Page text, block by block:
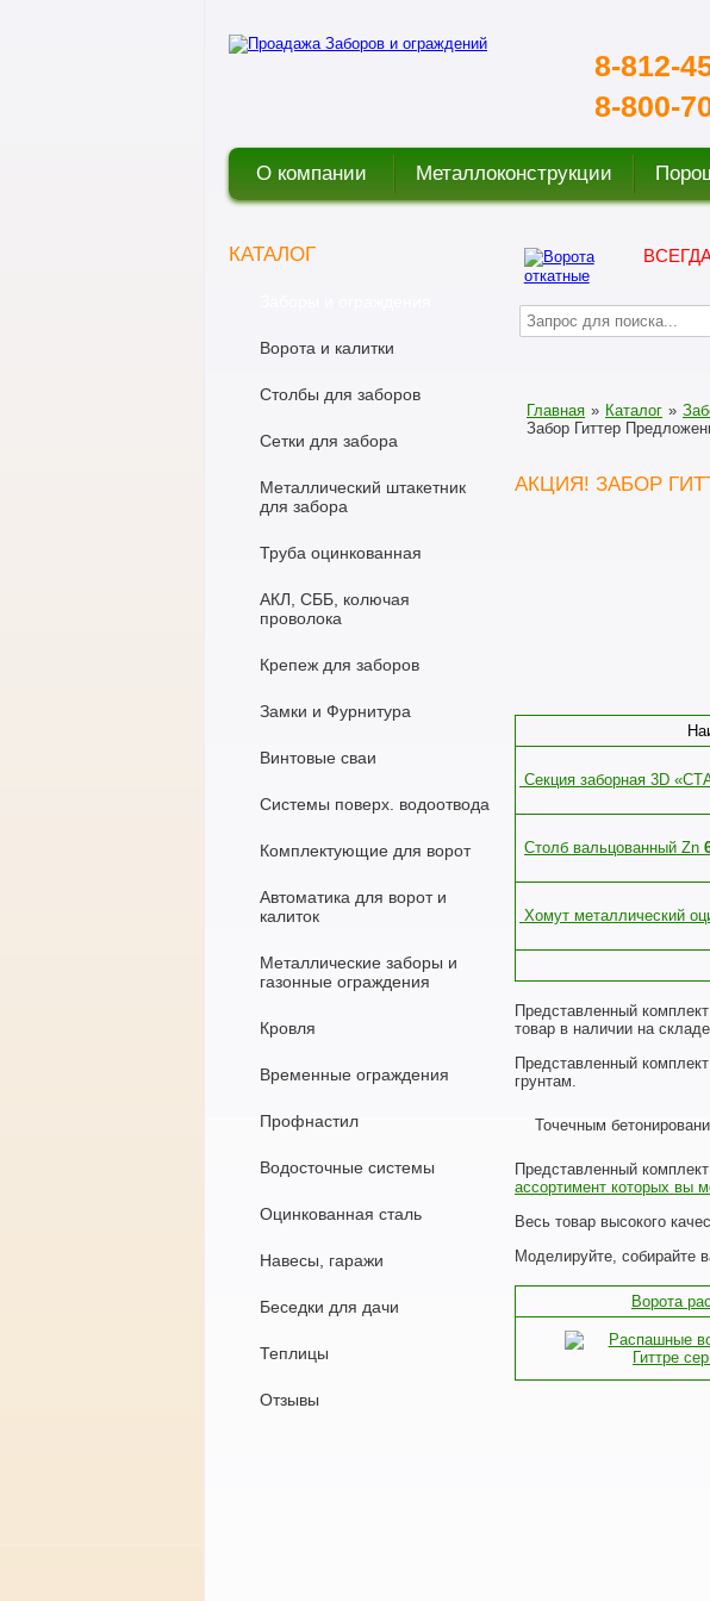
8-812-
8-800-
О компании Металлоконструкции
КАТАЛОГ
Ворота и калитки
Столбы для заборов
Сетки для забора
Металлический штакетник
для забора
Труба оцинкованная
АКЛ, СББ, колючая
проволока
Крепеж для заборов
Замки и Фурнитура
Винтовые сваи
Системы поверх. водоотвода
Комплектующие для ворот
Автоматика для ворот и
калиток
Металлические заборы и
газонные ограждения
Кровля
Временные ограждения
Профнастил
Водосточные системы
Оцинкованная сталь
Навесы, гаражи
Беседки для дачи
Теплицы
Отзывы
Главная » Каталог »
Забор Гиттер
АКЦИЯ! ЗАБОР
Секция заборная 3D
Столб вальцованный Zn
Хомут металлический
Представленный
товар в наличии на
Представленный
грунтам.
Точечным
Представленный
ассортимент которых вы
Весь товар высокого
Моделируйте, собирайте
Ворота